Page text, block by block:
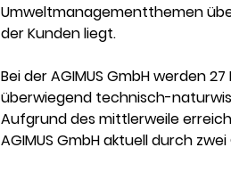
Umweltmanagementthemen
der Kunden liegt.
Bei der AGIMUS GmbH werden
überwiegend technisch-
Aufgrund des mittlerweile
AGIMUS GmbH aktuell durch